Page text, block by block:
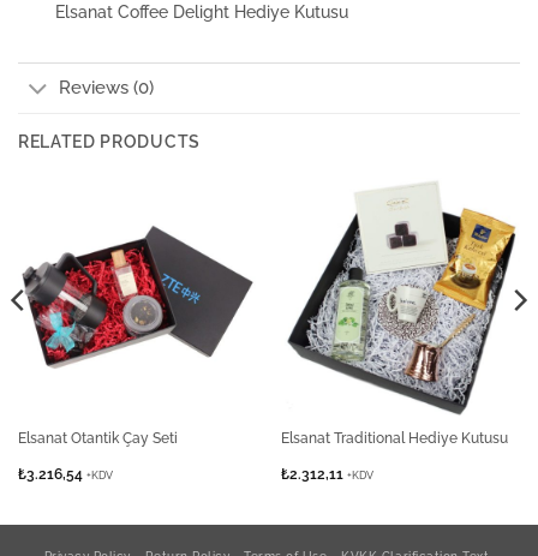
Elsanat Coffee Delight Hediye Kutusu
Reviews (0)
RELATED PRODUCTS
Elsanat Otantik Çay Seti
₺3.216,54 +KDV
Elsanat Traditional Hediye Kutusu
₺2.312,11 +KDV